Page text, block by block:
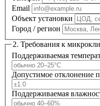
Email
Объект установки
Город / регион
2. Требования к
Поддерживаемая
Допустимое отклонение
Поддерживаемая